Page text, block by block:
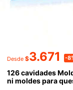
Desde $3.671 -
126 cavidades
ni moldes para